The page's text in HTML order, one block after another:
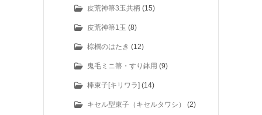
皮荒神箒3玉共柄 (15)
皮荒神箒1玉 (8)
棕櫚のはたき (12)
鬼毛ミニ箒・すり鉢用 (9)
棒束子[キリワラ] (14)
キセル型束子（キセルタワシ） (2)